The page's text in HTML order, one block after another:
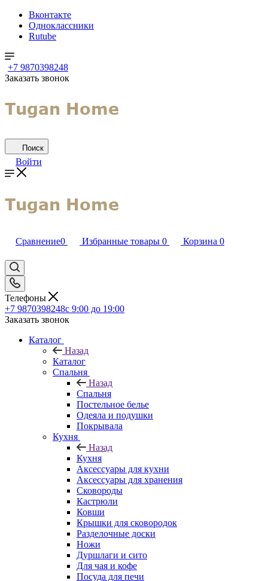
Вконтакте
Одноклассники
Rutube
+7 9870398248
Заказать звонок
Поиск
Войти
Сравнение0 Избранные товары 0 Корзина 0
Телефоны
+7 9870398248с 9:00 до 19:00
Заказать звонок
Каталог
Назад
Каталог
Спальня
Назад
Спальня
Постельное белье
Одеяла и подушки
Покрывала
Кухня
Назад
Кухня
Аксессуары для кухни
Аксессуары для хранения
Сковороды
Кастрюли
Ковши
Крышки для сковородок
Разделочные доски
Ножи
Дуршлаги и сито
Для чая и кофе
Посуда для печи